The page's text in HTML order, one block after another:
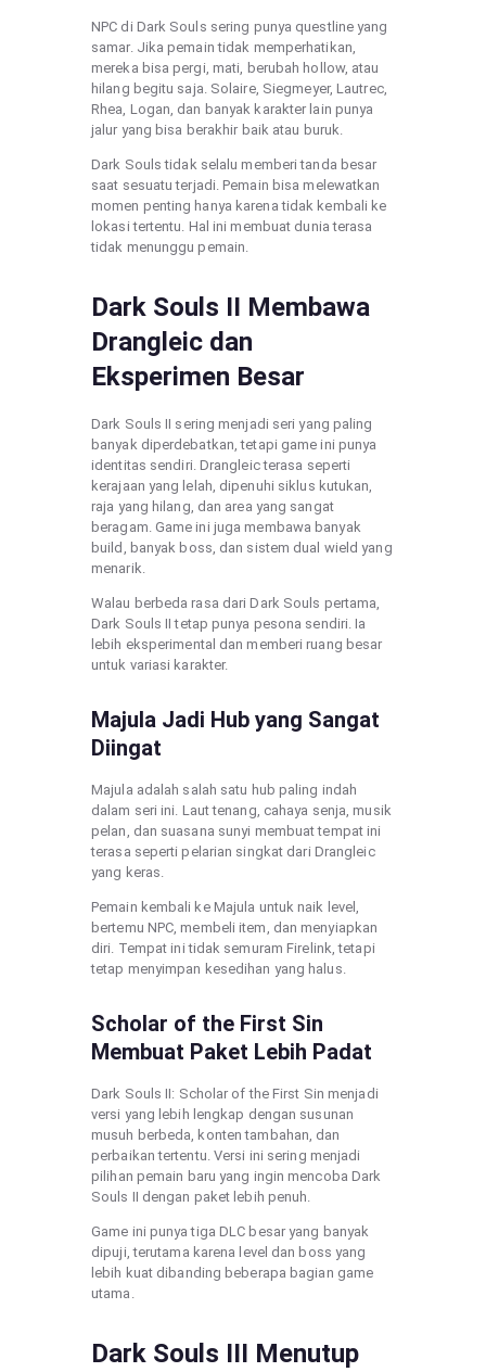
NPC di Dark Souls sering punya questline yang
samar. Jika pemain tidak memperhatikan,
mereka bisa pergi, mati, berubah hollow, atau
hilang begitu saja. Solaire, Siegmeyer, Lautrec,
Rhea, Logan, dan banyak karakter lain punya
jalur yang bisa berakhir baik atau buruk.
Dark Souls tidak selalu memberi tanda besar
saat sesuatu terjadi. Pemain bisa melewatkan
momen penting hanya karena tidak kembali ke
lokasi tertentu. Hal ini membuat dunia terasa
tidak menunggu pemain.
Dark Souls II Membawa
Drangleic dan
Eksperimen Besar
Dark Souls II sering menjadi seri yang paling
banyak diperdebatkan, tetapi game ini punya
identitas sendiri. Drangleic terasa seperti
kerajaan yang lelah, dipenuhi siklus kutukan,
raja yang hilang, dan area yang sangat
beragam. Game ini juga membawa banyak
build, banyak boss, dan sistem dual wield yang
menarik.
Walau berbeda rasa dari Dark Souls pertama,
Dark Souls II tetap punya pesona sendiri. Ia
lebih eksperimental dan memberi ruang besar
untuk variasi karakter.
Majula Jadi Hub yang Sangat
Diingat
Majula adalah salah satu hub paling indah
dalam seri ini. Laut tenang, cahaya senja, musik
pelan, dan suasana sunyi membuat tempat ini
terasa seperti pelarian singkat dari Drangleic
yang keras.
Pemain kembali ke Majula untuk naik level,
bertemu NPC, membeli item, dan menyiapkan
diri. Tempat ini tidak semuram Firelink, tetapi
tetap menyimpan kesedihan yang halus.
Scholar of the First Sin
Membuat Paket Lebih Padat
Dark Souls II: Scholar of the First Sin menjadi
versi yang lebih lengkap dengan susunan
musuh berbeda, konten tambahan, dan
perbaikan tertentu. Versi ini sering menjadi
pilihan pemain baru yang ingin mencoba Dark
Souls II dengan paket lebih penuh.
Game ini punya tiga DLC besar yang banyak
dipuji, terutama karena level dan boss yang
lebih kuat dibanding beberapa bagian game
utama.
Dark Souls III Menutup